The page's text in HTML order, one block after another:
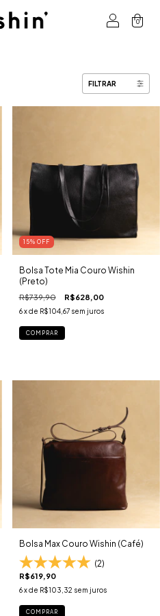
0
FILTRAR
15% OFF
Bolsa Tote Mia Couro Wishin
(Preto)
R$739,90 R$628,00
6 x de R$104,67 sem juros
COMPRAR
Bolsa Max Couro Wishin (Café)
(2)
R$619,90
6 x de R$103,32 sem juros
COMPRAR